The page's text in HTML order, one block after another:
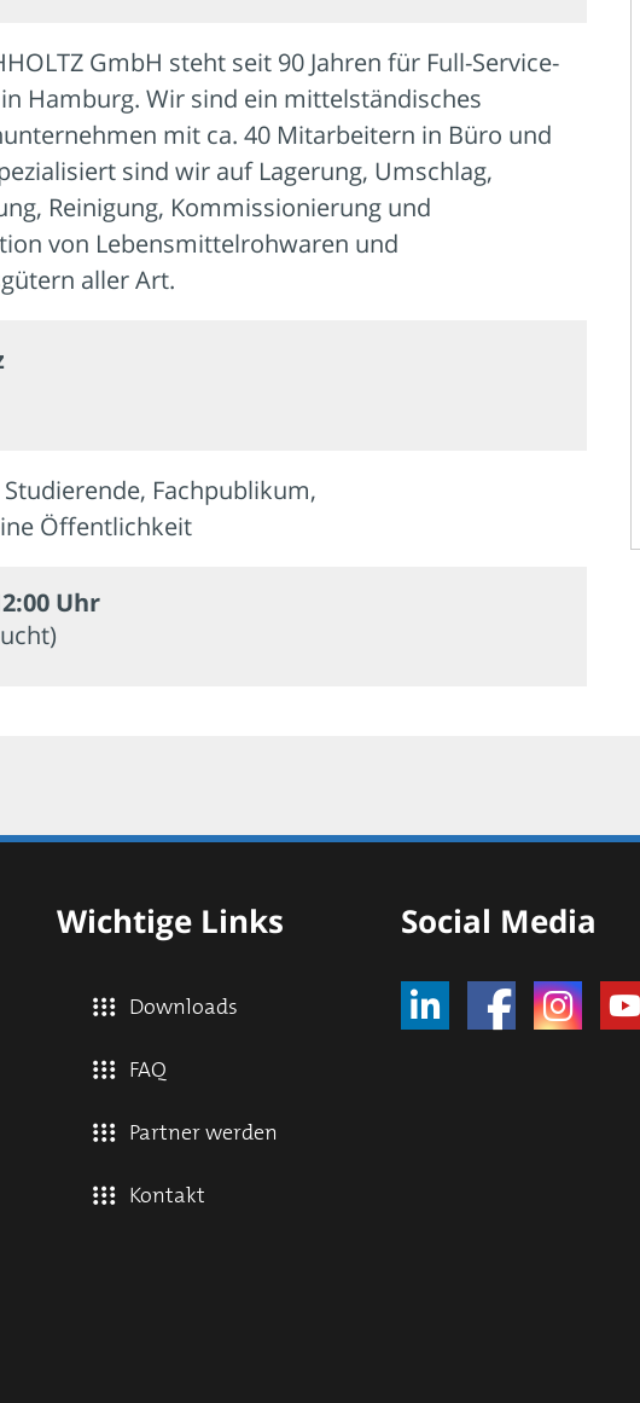
GmbH steht seit 90 Jahren für Full-Service-
Hamburg. Wir sind ein mittelständisches
mit ca. 40 Mitarbeitern in Büro und
sind wir auf Lagerung, Umschlag,
Reinigung, Kommissionierung und
von Lebensmittelrohwaren und
aller Art.
Studierende, Fachpublikum,
Öffentlichkeit
Uhr
Wichtige Links
Downloads
FAQ
Partner werden
Kontakt
Social Media